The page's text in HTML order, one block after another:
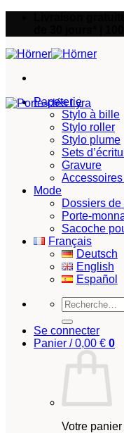
Papeterie
Stylo à bille
Stylo roller
Stylo plume
Sets
Gravure
Mode
Dossiers
Porte-
Sacoche
Français
Deutsch
English
Español
Recherche
pour :
Se connecter
Panier /0,00 € 0
Votre